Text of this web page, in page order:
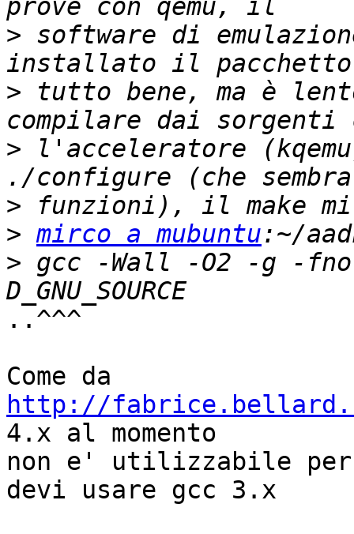
> software di
> tutto bene, ma è
> l'acceleratore
>
> mirco a mubuntu
> gcc -Wall -O2 -g -
..^^^
http://
4.x al momento
non e' utilizzabile per
devi usare gcc 3.x